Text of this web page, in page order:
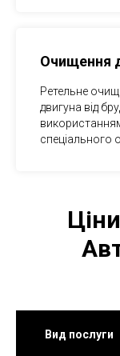
Очищення
Ретельне
двигуна від
спеціального
Вид послуги